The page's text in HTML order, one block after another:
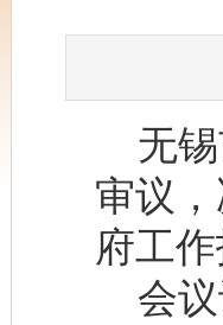
无锡
审议
府工作
会议